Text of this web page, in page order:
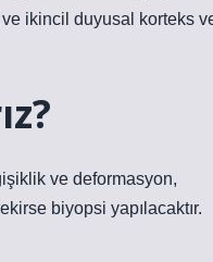
ikincil duyusal korteks
ve deformasyon,
biyopsi yapılacaktır.